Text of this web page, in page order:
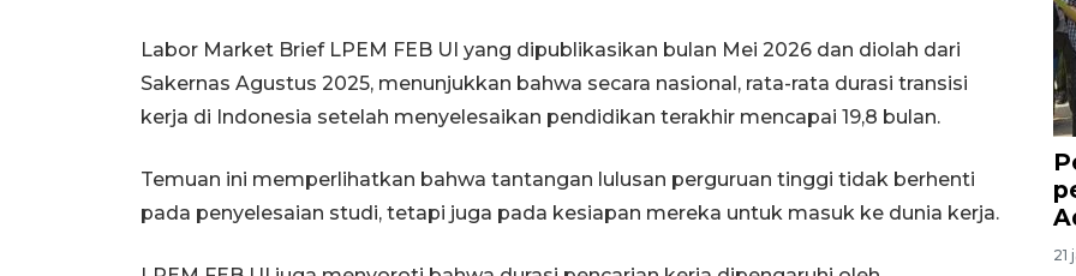
Labor Market Brief LPEM FEB UI yang dipublikasikan bulan Mei 2026 dan diolah dari
Sakernas Agustus 2025, menunjukkan bahwa secara nasional, rata-rata durasi transisi
kerja di Indonesia setelah menyelesaikan pendidikan terakhir mencapai 19,8 bulan.
Temuan ini memperlihatkan bahwa tantangan lulusan perguruan tinggi tidak berhenti
pada penyelesaian studi, tetapi juga pada kesiapan mereka untuk masuk ke dunia kerja.
21